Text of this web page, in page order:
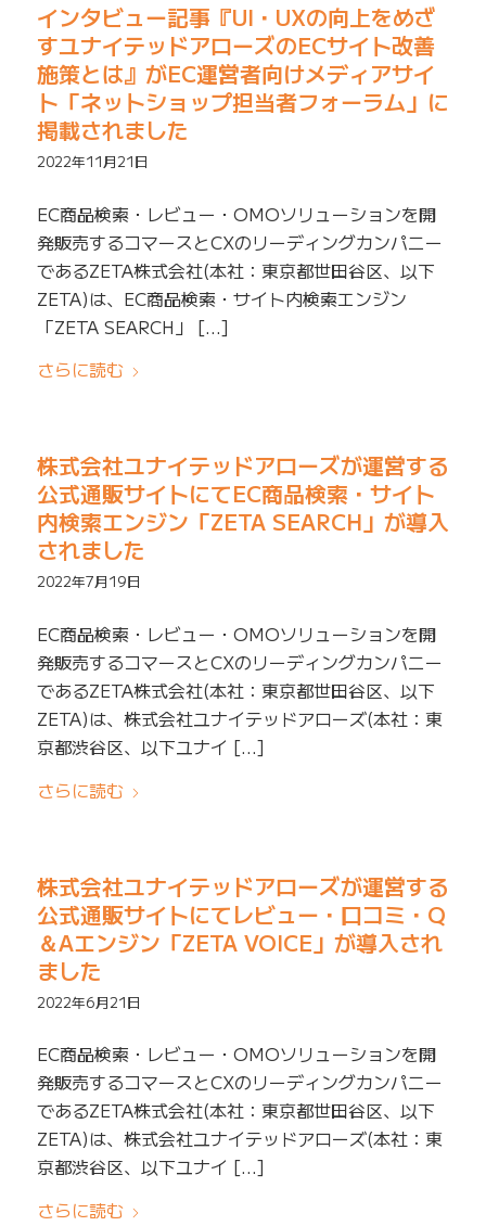
インタビュー記事『UI・UXの向上をめざ
すユナイテッドアローズのECサイト改善
施策とは』がEC運営者向けメディアサイ
ト「ネットショップ担当者フォーラム」に
掲載されました
2022年11月21日
EC商品検索・レビュー・OMOソリューションを開
発販売するコマースとCXのリーディングカンパニー
であるZETA株式会社(本社：東京都世田谷区、以下
ZETA)は、EC商品検索・サイト内検索エンジン
「ZETA SEARCH」 […]
さらに読む
株式会社ユナイテッドアローズが運営する
公式通販サイトにてEC商品検索・サイト
内検索エンジン「ZETA SEARCH」が導入
されました
2022年7月19日
EC商品検索・レビュー・OMOソリューションを開
発販売するコマースとCXのリーディングカンパニー
であるZETA株式会社(本社：東京都世田谷区、以下
ZETA)は、株式会社ユナイテッドアローズ(本社：東
京都渋谷区、以下ユナイ […]
さらに読む
株式会社ユナイテッドアローズが運営する
公式通販サイトにてレビュー・口コミ・Q
＆Aエンジン「ZETA VOICE」が導入され
ました
2022年6月21日
EC商品検索・レビュー・OMOソリューションを開
発販売するコマースとCXのリーディングカンパニー
であるZETA株式会社(本社：東京都世田谷区、以下
ZETA)は、株式会社ユナイテッドアローズ(本社：東
京都渋谷区、以下ユナイ […]
さらに読む